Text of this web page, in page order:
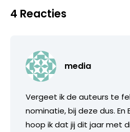
4 Reacties
media
Vergeet ik de auteurs te
nominatie, bij deze dus. En
hoop ik dat jij dit jaar met